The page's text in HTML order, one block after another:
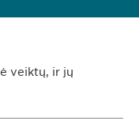
teisę
priežiūros
veiktų, ir jų